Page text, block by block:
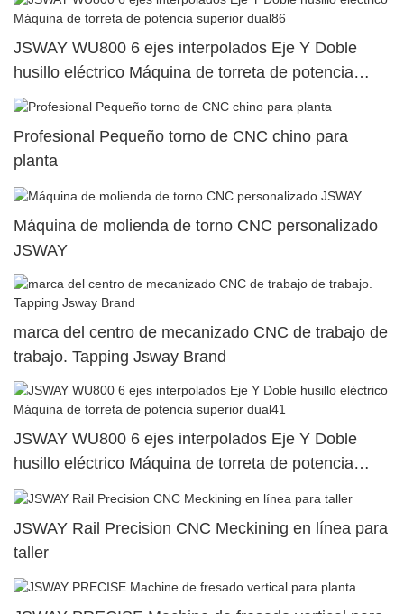
JSWAY WU800 6 ejes interpolados Eje Y Doble
husillo eléctrico Máquina de torreta de potencia
superior dual86
Profesional Pequeño torno de CNC chino para
planta
Máquina de molienda de torno CNC personalizado
JSWAY
marca del centro de mecanizado CNC de trabajo de
trabajo. Tapping Jsway Brand
JSWAY WU800 6 ejes interpolados Eje Y Doble
husillo eléctrico Máquina de torreta de potencia
superior dual41
JSWAY Rail Precision CNC Meckining en línea para
taller